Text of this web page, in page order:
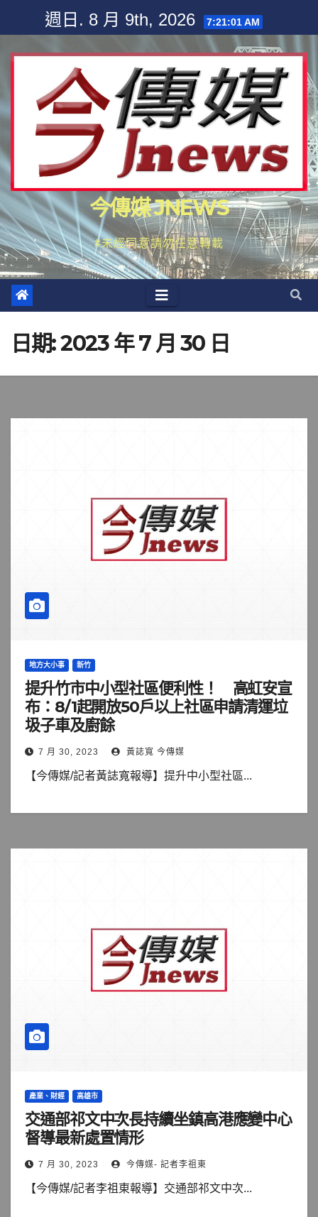
content
週日. 8 月 9th, 2026 7:21:02 AM
今傳媒 JNEWS
#未經同意請勿任意轉載
日期:2023 年 7 月 30 日
地方大小事 新竹
提升竹市中小型社區便利性！ 高虹安宣
布：8/1起開放50戶以上社區申請清運垃
圾子車及廚餘
7 月 30, 2023 黃誌寬 今傳媒
【今傳媒/記者黃誌寬報導】提升中小型社區...
產業、財經 高雄市
交通部祁文中次長持續坐鎮高港應變中心
督導最新處置情形
7 月 30, 2023 今傳媒- 記者李祖東
【今傳媒/記者李祖東報導】交通部祁文中次...